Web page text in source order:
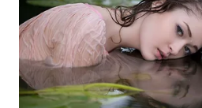
WN
DEPOK
WN